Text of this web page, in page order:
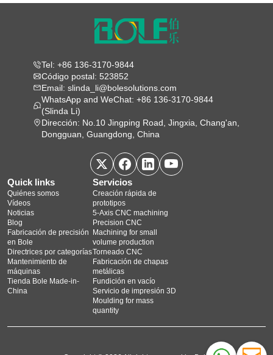
Tel: +86 136-3170-9844
Código postal: 523852
Email: slinda_li@bolesolutions.com
WhatsApp and WeChat: +86 136-3170-9844
(Slinda Li)
Dirección: No.10 Jingping Road, Jingxia, Chang'an,
Dongguan, Guangdong, China
Quick links
Quiénes somos
Vídeos
Noticias
Blog
Fabricación de precisión
en Bole
Directrices por categorías
Mantenimiento de
máquinas
Tienda Bole Made-in-
China
Servicios
Creación rápida de
prototipos
5‑Axis CNC machining
Precision CNC
Machining for small
volume production
Torneado CNC
Fabricación de chapas
metálicas
Fundición en vacío
Servicio de impresión 3D
Moulding for mass
quantity